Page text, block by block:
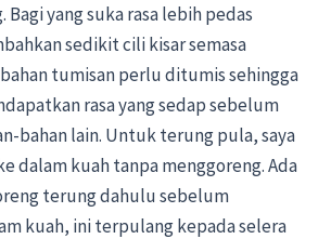
Bagi yang suka rasa lebih pedas
sedikit cili kisar semasa
tumisan perlu ditumis sehingga
rasa yang sedap sebelum
bahan lain. Untuk terung pula, saya
dalam kuah tanpa menggoreng. Ada
terung dahulu sebelum
kuah, ini terpulang kepada selera